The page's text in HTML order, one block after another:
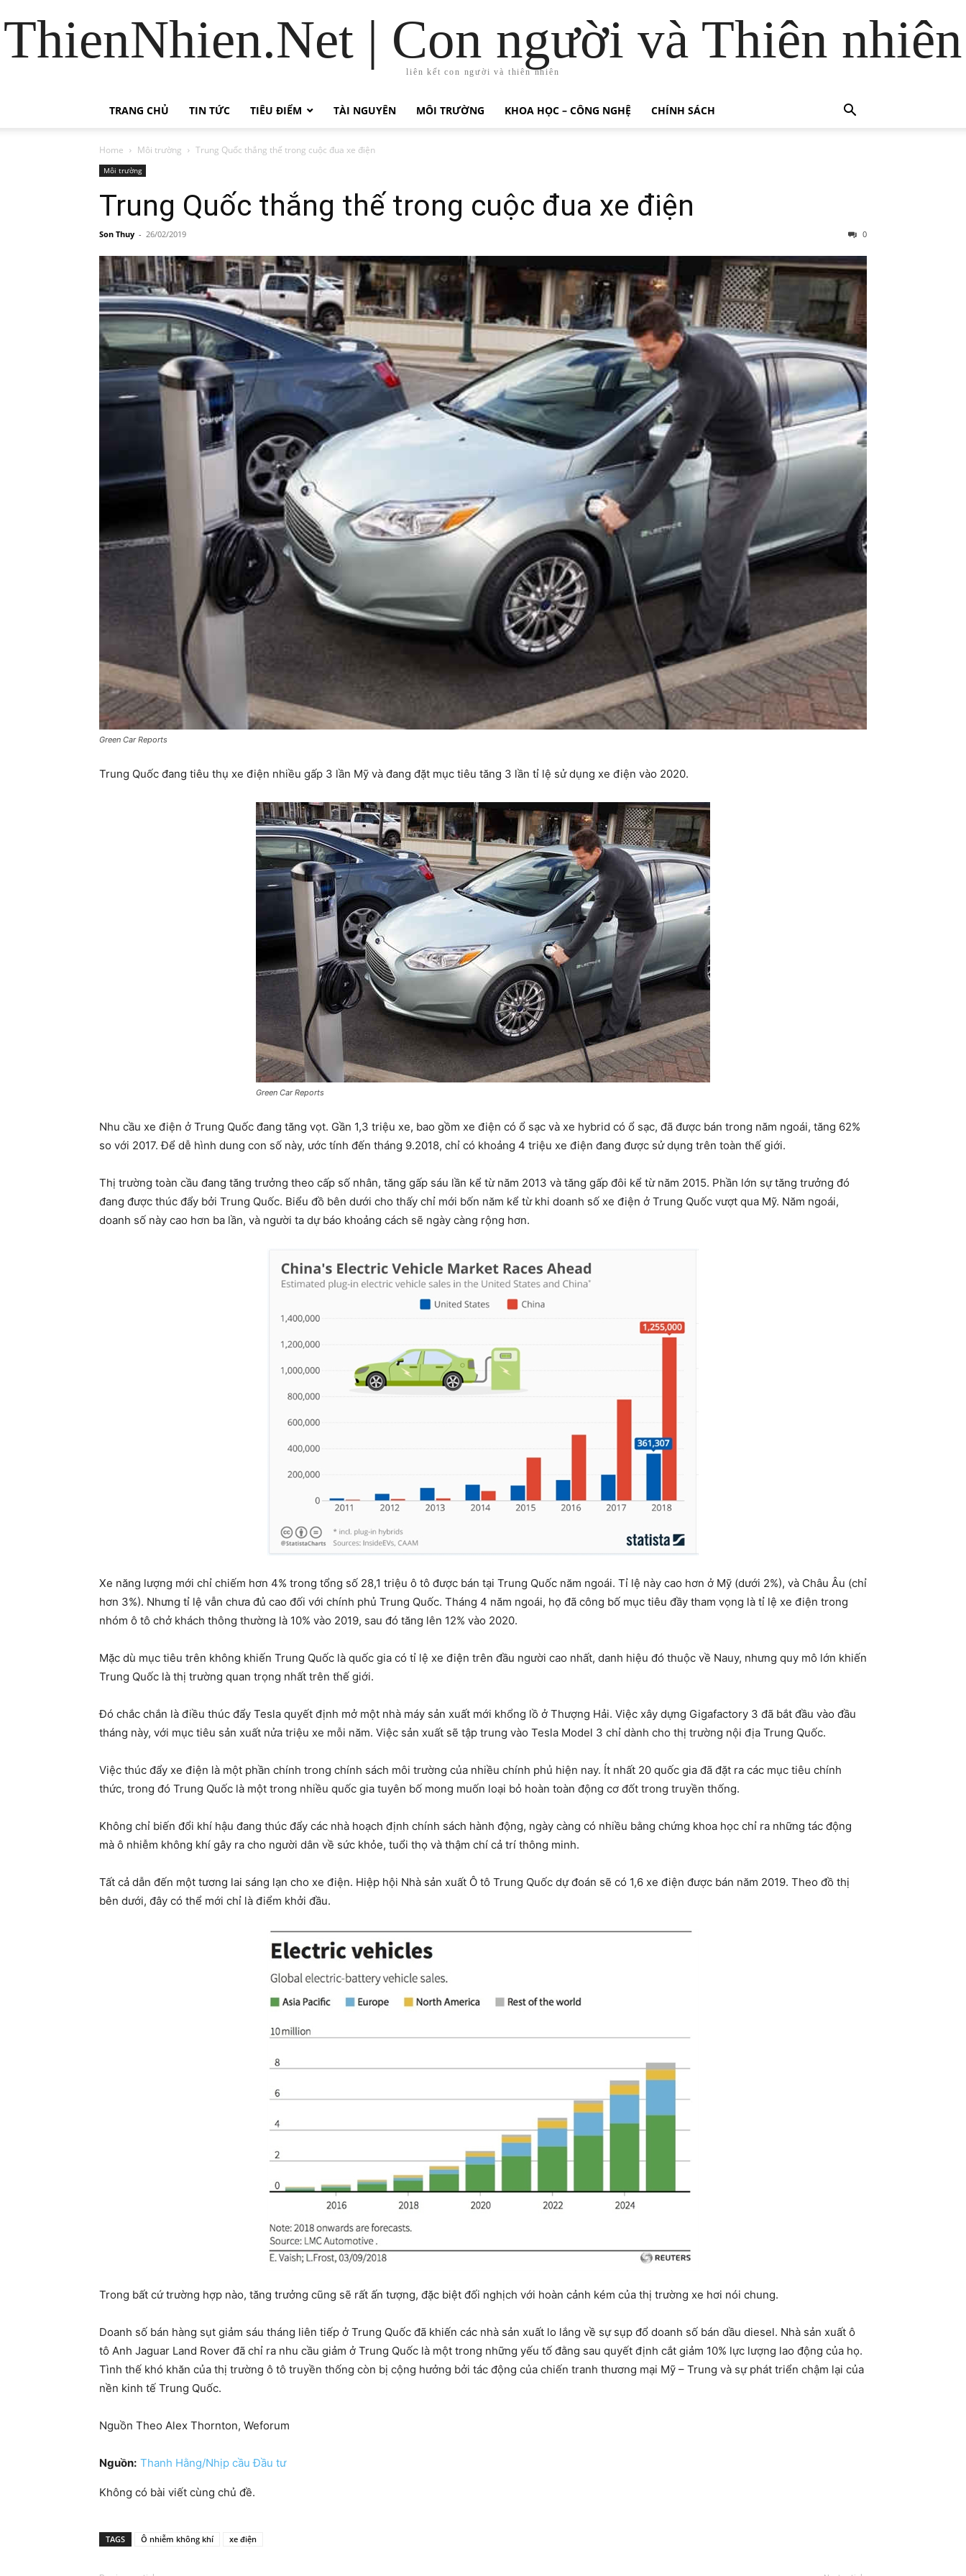
ThienNhien.Net | Con người và Thiên nhiên
liên kết con người và thiên nhiên
TRANG CHỦ TIN TỨC TIÊU ĐIỂM TÀI NGUYÊN MÔI TRƯỜNG KHOA HỌC – CÔNG NGHỆ CHÍNH SÁCH
Home Môi trường Trung Quốc thắng thế trong cuộc đua xe điện
Môi trường
Trung Quốc thắng thế trong cuộc đua xe điện
Son Thuy - 26/02/2019 0
Green Car Reports
Trung Quốc đang tiêu thụ xe điện nhiều gấp 3 lần Mỹ và đang đặt mục tiêu tăng 3 lần tỉ lệ sử dụng xe điện vào 2020.
Green Car Reports
Nhu cầu xe điện ở Trung Quốc đang tăng vọt. Gần 1,3 triệu xe, bao gồm xe điện có ổ sạc và xe hybrid có ổ sạc, đã được bán trong năm ngoái, tăng 62%
so với 2017. Để dễ hình dung con số này, ước tính đến tháng 9.2018, chỉ có khoảng 4 triệu xe điện đang được sử dụng trên toàn thế giới.
Thị trường toàn cầu đang tăng trưởng theo cấp số nhân, tăng gấp sáu lần kể từ năm 2013 và tăng gấp đôi kể từ năm 2015. Phần lớn sự tăng trưởng đó
đang được thúc đẩy bởi Trung Quốc. Biểu đồ bên dưới cho thấy chỉ mới bốn năm kể từ khi doanh số xe điện ở Trung Quốc vượt qua Mỹ. Năm ngoái,
doanh số này cao hơn ba lần, và người ta dự báo khoảng cách sẽ ngày càng rộng hơn.
Xe năng lượng mới chỉ chiếm hơn 4% trong tổng số 28,1 triệu ô tô được bán tại Trung Quốc năm ngoái. Tỉ lệ này cao hơn ở Mỹ (dưới 2%), và Châu Âu (chỉ
hơn 3%). Nhưng tỉ lệ vẫn chưa đủ cao đối với chính phủ Trung Quốc. Tháng 4 năm ngoái, họ đã công bố mục tiêu đầy tham vọng là tỉ lệ xe điện trong
nhóm ô tô chở khách thông thường là 10% vào 2019, sau đó tăng lên 12% vào 2020.
Mặc dù mục tiêu trên không khiến Trung Quốc là quốc gia có tỉ lệ xe điện trên đầu người cao nhất, danh hiệu đó thuộc về Nauy, nhưng quy mô lớn khiến
Trung Quốc là thị trường quan trọng nhất trên thế giới.
Đó chắc chắn là điều thúc đẩy Tesla quyết định mở một nhà máy sản xuất mới khổng lồ ở Thượng Hải. Việc xây dựng Gigafactory 3 đã bắt đầu vào đầu
tháng này, với mục tiêu sản xuất nửa triệu xe mỗi năm. Việc sản xuất sẽ tập trung vào Tesla Model 3 chỉ dành cho thị trường nội địa Trung Quốc.
Việc thúc đẩy xe điện là một phần chính trong chính sách môi trường của nhiều chính phủ hiện nay. Ít nhất 20 quốc gia đã đặt ra các mục tiêu chính
thức, trong đó Trung Quốc là một trong nhiều quốc gia tuyên bố mong muốn loại bỏ hoàn toàn động cơ đốt trong truyền thống.
Không chỉ biến đổi khí hậu đang thúc đẩy các nhà hoạch định chính sách hành động, ngày càng có nhiều bằng chứng khoa học chỉ ra những tác động
mà ô nhiễm không khí gây ra cho người dân về sức khỏe, tuổi thọ và thậm chí cả trí thông minh.
Tất cả dẫn đến một tương lai sáng lạn cho xe điện. Hiệp hội Nhà sản xuất Ô tô Trung Quốc dự đoán sẽ có 1,6 xe điện được bán năm 2019. Theo đồ thị
bên dưới, đây có thể mới chỉ là điểm khởi đầu.
Trong bất cứ trường hợp nào, tăng trưởng cũng sẽ rất ấn tượng, đặc biệt đối nghịch với hoàn cảnh kém của thị trường xe hơi nói chung.
Doanh số bán hàng sụt giảm sáu tháng liên tiếp ở Trung Quốc đã khiến các nhà sản xuất lo lắng về sự sụp đổ doanh số bán dầu diesel. Nhà sản xuất ô
tô Anh Jaguar Land Rover đã chỉ ra nhu cầu giảm ở Trung Quốc là một trong những yếu tố đằng sau quyết định cắt giảm 10% lực lượng lao động của họ.
Tình thế khó khăn của thị trường ô tô truyền thống còn bị cộng hưởng bởi tác động của chiến tranh thương mại Mỹ – Trung và sự phát triển chậm lại của
nền kinh tế Trung Quốc.
Nguồn Theo Alex Thornton, Weforum
Nguồn: Thanh Hằng/Nhịp cầu Đầu tư
Không có bài viết cùng chủ đề.
TAGS Ô nhiễm không khí xe điện